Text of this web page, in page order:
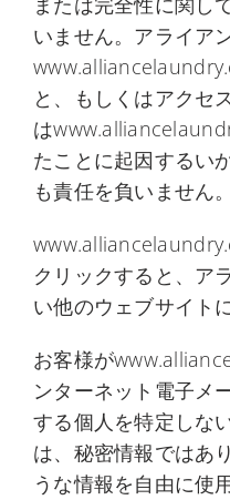
いません。アライア
と、もしくはアクセ
は
たことに起因するい
も責任を負いません。
クリックすると、ア
い他のウェブサイト
お客様が
ンターネット電子メ
する個人を特定しな
は、秘密情報ではあ
うな情報を自由に使